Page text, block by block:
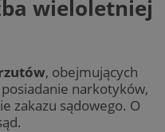
wieloletniej
, obejmujących
narkotyków,
zakazu sądowego. O